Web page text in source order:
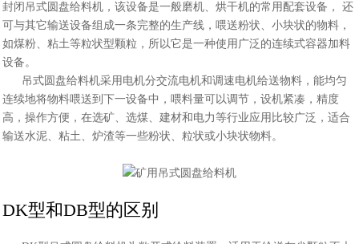
封闭吊式圆盘给料机，该设备是一般磨机、烘干机的常用配套设备， 还
可与其它输送设备组成一条完整的生产线，喂送粉状、小块状的物料，
如煤粉、粘土等粒状型颗粒，所以它是一种使用广泛的连续式容器加料
设备。
吊式圆盘给料机采用电机分交流电机和调速电机给送物料，能均匀
连续地将物料喂送到下一设备中，喂料量可以调节，设机紧凑，精度
高，操作方便，在选矿、选煤、建材和电力等行业应用比较广泛，适合
输送水泥、粘土、炉渣等一些粉状、粒状或小块状物料。
DK型和DB型的区别